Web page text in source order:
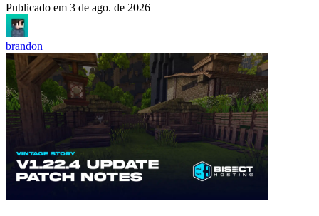
Publicado em 3 de ago. de 2026
brandon